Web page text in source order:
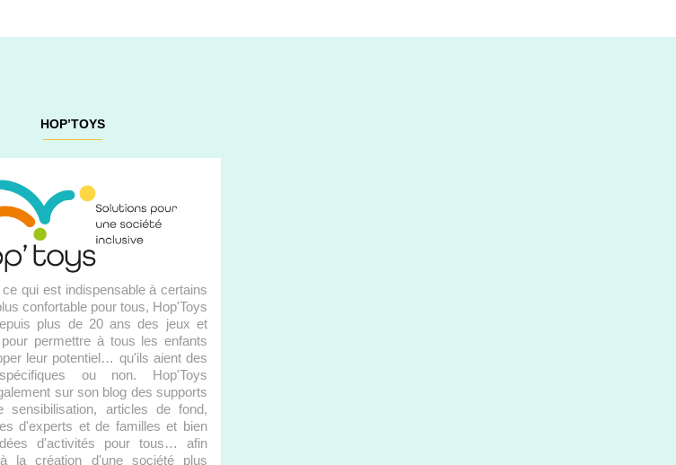
HOP’TOYS
qui est indispensable à certains
confortable pour tous, Hop'Toys
plus de 20 ans des jeux et
permettre à tous les enfants
leur potentiel… qu'ils aient des
ou non. Hop'Toys
sur son blog des supports
sensibilisation, articles de fond,
d'experts et de familles et bien
d'activités pour tous… afin
la création d'une société plus